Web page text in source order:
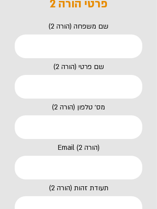
פרטי הורה 2
(הורה 2) שם משפחה
שם פרטי (הורה 2)
(הורה 2) מס׳ טלפון
Email (הורה 2)
תעודת זהות (הורה 2)